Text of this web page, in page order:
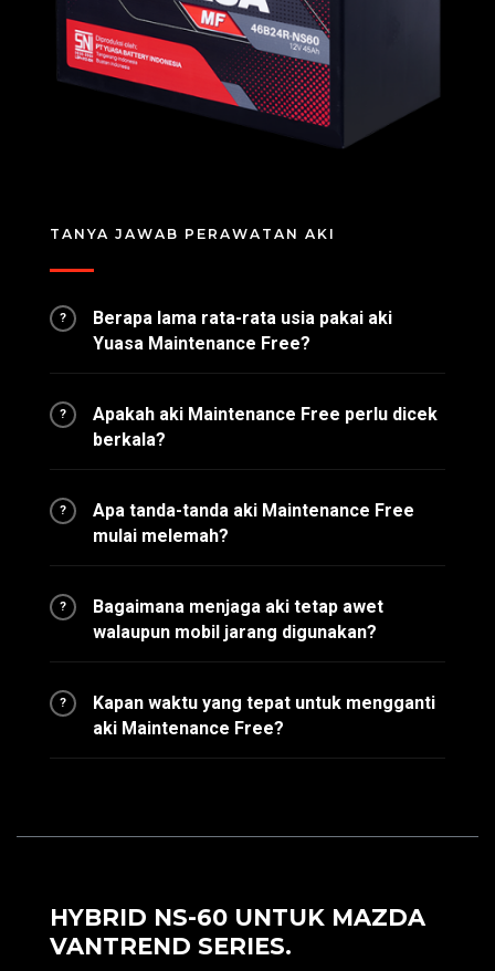
TANYA JAWAB PERAWATAN AKI
?
Berapa lama rata-rata usia pakai aki
Yuasa Maintenance Free?
?
Apakah aki Maintenance Free perlu dicek
berkala?
?
Apa tanda-tanda aki Maintenance Free
mulai melemah?
?
Bagaimana menjaga aki tetap awet
walaupun mobil jarang digunakan?
?
Kapan waktu yang tepat untuk mengganti
aki Maintenance Free?
HYBRID NS-60 UNTUK MAZDA
VANTREND SERIES.